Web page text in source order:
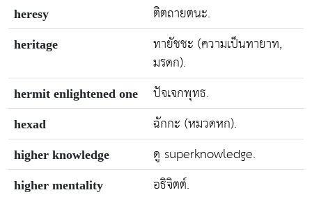
heresy ติตถายตนะ.
heritage
ทายัชชะ (ความเป็นทายาท,
มรดก).
hermit enlightened one ปัจเจกพุทธ.
hexad ฉักกะ (หมวดหก).
higher knowledge ดู superknowledge.
higher mentality อธิจิตต์.